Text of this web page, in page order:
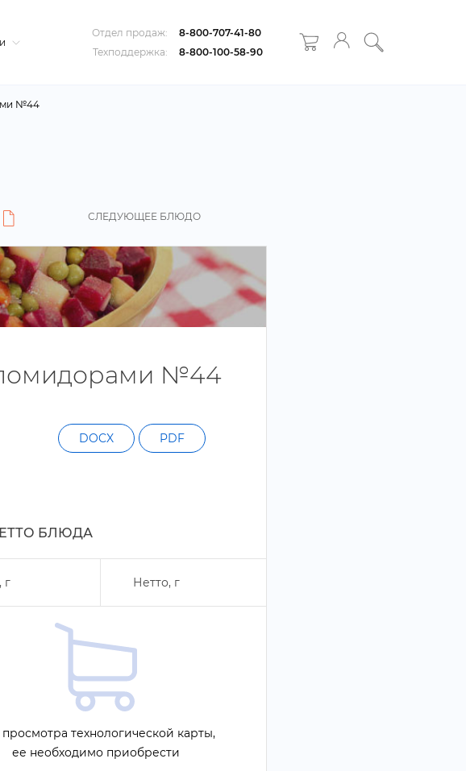
Отдел продаж:
8-800-707-41-80
Техподдержка:
8-800-100-58-90
№44
СЛЕДУЮЩЕЕ БЛЮДО
помидорами №44
DOCX PDF
БЛЮДА
Нетто,
технологической карты,
ее необходимо приобрести